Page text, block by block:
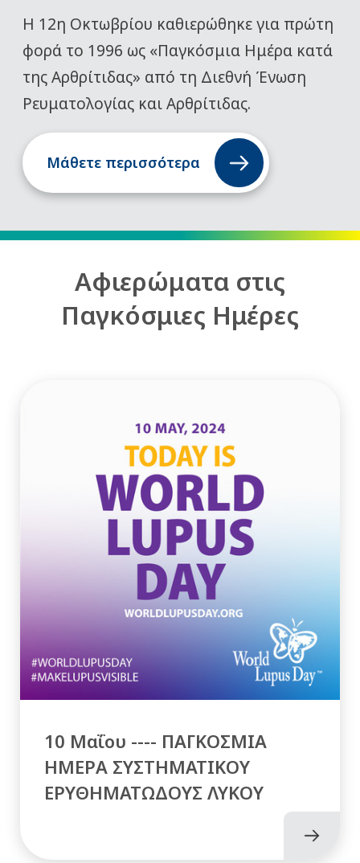
Η 12η Οκτωβρίου καθιερώθηκε για πρώτη
φορά το 1996 ως «Παγκόσμια Ημέρα κατά
της Αρθρίτιδας» από τη Διεθνή Ένωση
Ρευματολογίας και Αρθρίτιδας.
Μάθετε περισσότερα
Αφιερώματα στις
Παγκόσμιες Ημέρες
10 Μαΐου ---- ΠΑΓΚΟΣΜΙΑ
ΗΜΕΡΑ ΣΥΣΤΗΜΑΤΙΚΟΥ
ΕΡΥΘΗΜΑΤΩΔΟΥΣ ΛΥΚΟΥ